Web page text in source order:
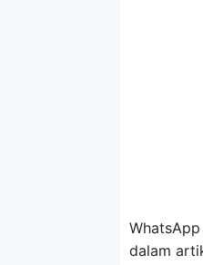
dalam